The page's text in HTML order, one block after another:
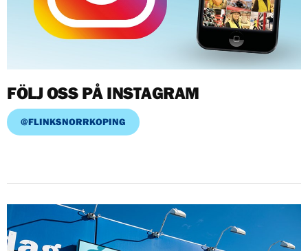
FÖLJ OSS PÅ INSTAGRAM
@FLINKSNORRKOPING